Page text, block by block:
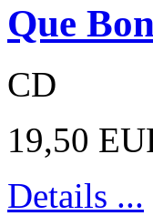
Que
CD
19,50
Details ...